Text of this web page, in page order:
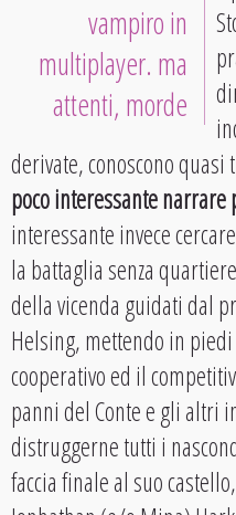
vampiro in
multiplayer. ma
attenti, morde
derivate, conoscono
poco interessante narrare
interessante invece
la battaglia senza
della vicenda guidati dal
Helsing, mettendo in
cooperativo ed il
panni del Conte e gli altri
distruggerne tutti i
faccia finale al suo